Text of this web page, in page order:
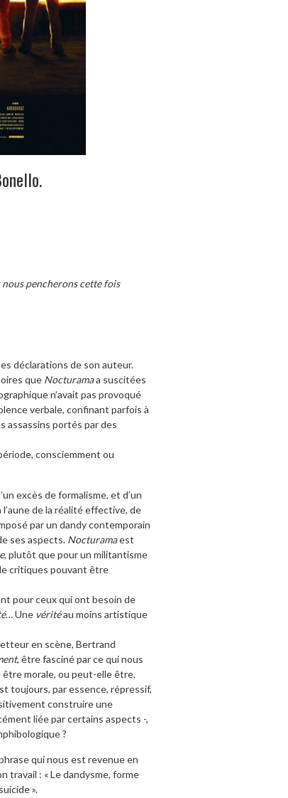
nous pencherons cette fois
déclarations de son auteur.
que Nocturamaa suscitées
n’avait pas provoqué
verbale, confinant parfois à
assassins portés par des
consciemment ou
excès de formalisme, et d’un
de la réalité effective, de
par un dandy contemporain
ses aspects. Nocturamaest
, plutôt que pour un militantisme
critiques pouvant être
pour ceux qui ont besoin de
… Une véritéau moins artistique
en scène, Bertrand
, être fasciné par ce qui nous
morale, ou peut-elle être,
toujours, par essence, répressif,
construire une
liée par certains aspects -,
?
qui nous est revenue en
travail : « Le dandysme, forme
».